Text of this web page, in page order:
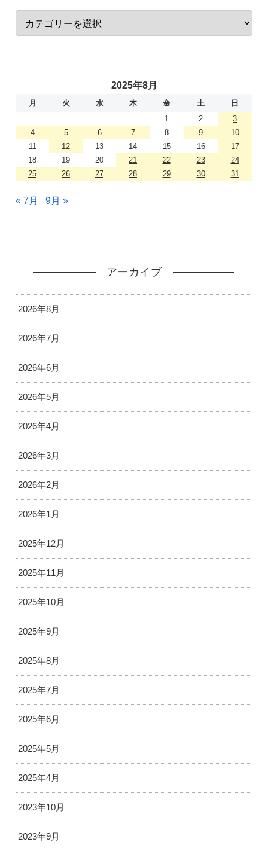
2025年8月
月 火 水 木 金 土
日
1
2
3
4
5 6 7 8 9
10
11
12 13 14 15 16
17
18
19 20 21 22 23
24
25
26 27 28 29 30 31
« 7月 9月 »
アーカイブ
2026年8月
2026年7月
2026年6月
2026年5月
2026年4月
2026年3月
2026年2月
2026年1月
2025年12月
2025年11月
2025年10月
2025年9月
2025年8月
2025年7月
2025年6月
2025年5月
2025年4月
2023年10月
2023年9月